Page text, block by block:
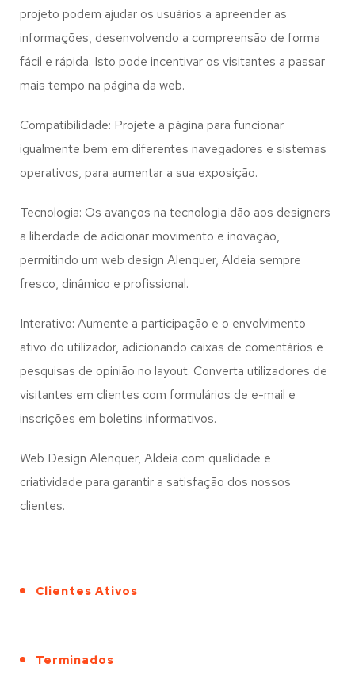
projeto podem ajudar os usuários a apreender as
informações, desenvolvendo a compreensão de forma
fácil e rápida. Isto pode incentivar os visitantes a passar
mais tempo na página da web.
Compatibilidade: Projete a página para funcionar
igualmente bem em diferentes navegadores e sistemas
operativos, para aumentar a sua exposição.
Tecnologia: Os avanços na tecnologia dão aos designers
a liberdade de adicionar movimento e inovação,
permitindo um web design Alenquer, Aldeia sempre
fresco, dinâmico e profissional.
Interativo: Aumente a participação e o envolvimento
ativo do utilizador, adicionando caixas de comentários e
pesquisas de opinião no layout. Converta utilizadores de
visitantes em clientes com formulários de e-mail e
inscrições em boletins informativos.
Web Design Alenquer, Aldeia com qualidade e
criatividade para garantir a satisfação dos nossos
clientes.
Clientes Ativos
Terminados